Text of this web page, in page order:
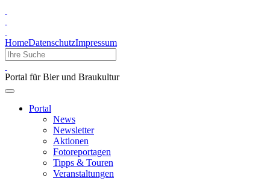
HomeDatenschutzImpressum
Portal für Bier und Braukultur
Portal
News
Newsletter
Aktionen
Fotoreportagen
Tipps & Touren
Veranstaltungen